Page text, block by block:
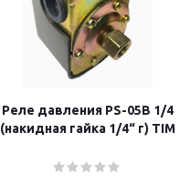
Реле давления PS-05B 1/4
(накидная гайка 1/4“ г) TIM